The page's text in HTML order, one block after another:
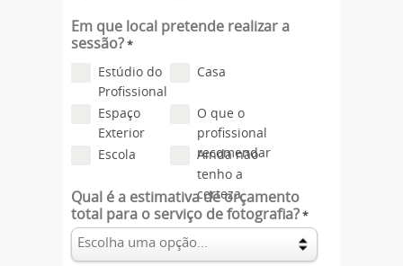
Em que local pretende realizar a
sessão? *
Estúdio do
Profissional
Casa
Espaço
Exterior
O que o
profissional
recomendar
Escola
Ainda não
tenho a
certeza
Qual é a estimativa de orçamento
total para o serviço de fotografia? *